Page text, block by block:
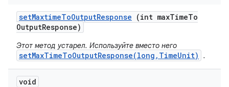
setMaxtimeToOutputResponse (int maxTimeTo
OutputResponse)
Этот метод устарел. Используйте вместо него
setMaxTimeToOutputResponse(long,TimeUnit) .
void